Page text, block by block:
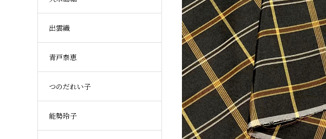
出雲織
青戸泰恵
つのだれい子
能勢玲子